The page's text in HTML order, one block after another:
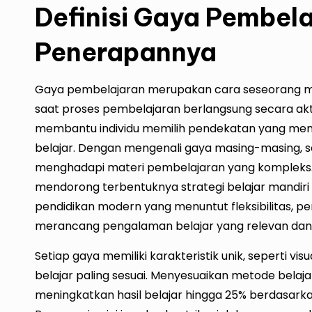
Definisi Gaya
Penerapannya
Gaya pembelajaran merupakan cara seseorang
saat proses pembelajaran berlangsung secara
membantu individu memilih pendekatan yang
belajar. Dengan mengenali gaya masing-
menghadapi materi pembelajaran yang
mendorong terbentuknya strategi belajar
pendidikan modern yang menuntut fleksibilitas,
merancang pengalaman belajar yang relevan
Setiap gaya memiliki karakteristik unik, seperti
belajar paling sesuai. Menyesuaikan metode
meningkatkan hasil belajar hingga 25%